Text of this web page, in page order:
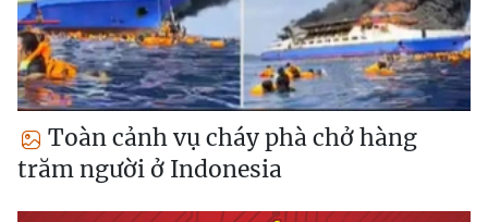
Toàn cảnh vụ cháy phà chở hàng
trăm người ở Indonesia